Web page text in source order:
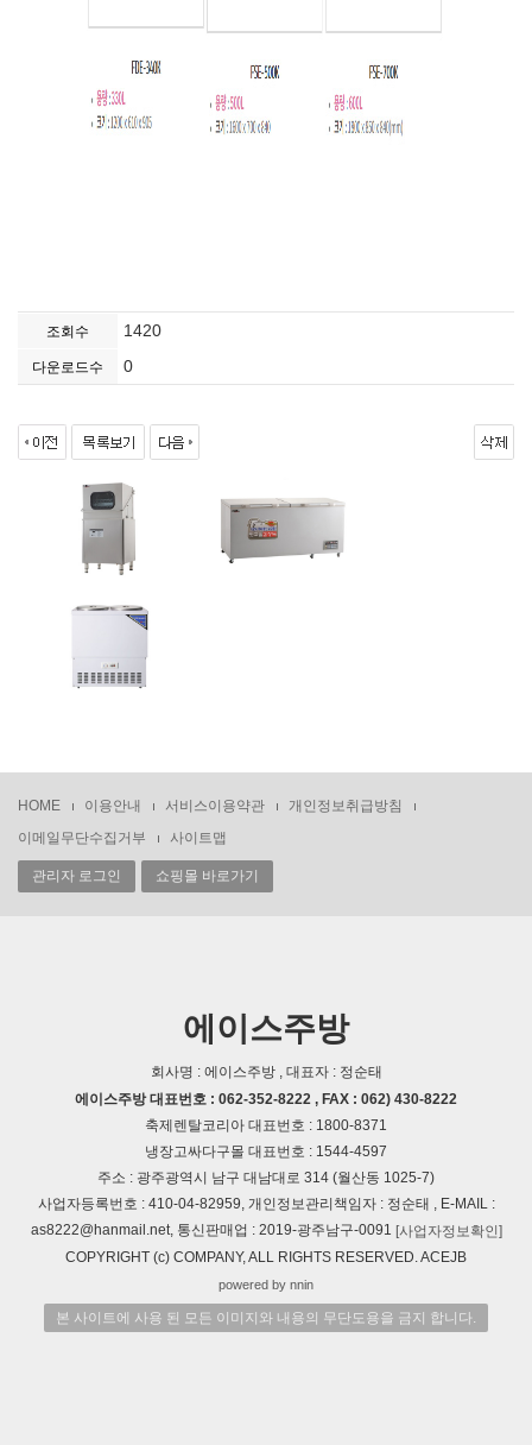
조회수 1420
다운로드수 0
HOME 이용안내 서비스이용약관
개인정보취급방침
이메일무단수집거부
사이트맵
관리자 로그인 쇼핑몰 바로가기
에이스주방
회사명 : 에이스주방 , 대표자 : 정순태
에이스주방 대표번호 : 062-352-8222 , FAX : 062) 430-8222
축제렌탈코리아 대표번호 : 1800-8371
냉장고싸다구몰 대표번호 : 1544-4597
주소 : 광주광역시 남구 대남대로 314 (월산동 1025-7)
사업자등록번호 : 410-04-82959, 개인정보관리책임자 : 정순태 , E-MAIL :
as8222@hanmail.net, 통신판매업 : 2019-광주남구-0091 [사업자정보확인]
COPYRIGHT (c) COMPANY, ALL RIGHTS RESERVED. ACEJB
powered by nnin
본 사이트에 사용 된 모든 이미지와 내용의 무단도용을 금지 합니다.